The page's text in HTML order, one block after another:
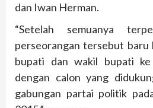
dan Iwan Herman.
“Setelah semuanya
perseorangan tersebut baru
bupati dan wakil bupati ke
dengan calon yang
gabungan partai politik